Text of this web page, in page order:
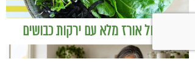
בודהה בול אורז מלא עם ירקות כבושים
ומקושקשת טופו